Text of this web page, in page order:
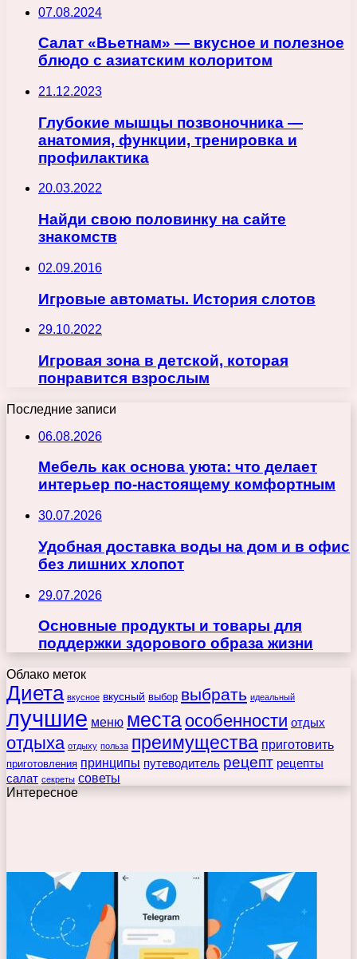
07.08.2024
Салат «Вьетнам» — вкусное и полезное
блюдо с азиатским колоритом
21.12.2023
Глубокие мышцы позвоночника —
анатомия, функции, тренировка и
профилактика
20.03.2022
Найди свою половинку на сайте
знакомств
02.09.2016
Игровые автоматы. История слотов
29.10.2022
Игровая зона в детской, которая
понравится взрослым
Последние записи
06.08.2026
Мебель как основа уюта: что делает
интерьер по-настоящему комфортным
30.07.2026
Удобная доставка воды на дом и в офис
без лишних хлопот
29.07.2026
Основные продукты и товары для
поддержки здорового образа жизни
Облако меток
Диета вкусное вкусный выбор выбрать идеальный
лучшие меню места особенности отдых
отдыха отдыху польза преимущества приготовить
приготовления принципы путеводитель рецепт рецепты
салат секреты советы
Интересное